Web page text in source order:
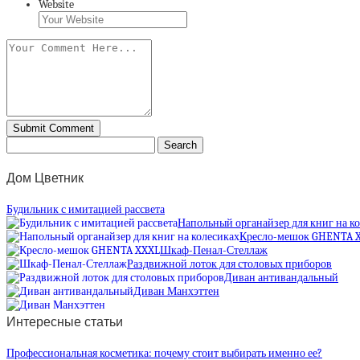
Website
Дом Цветник
Будильник с имитацией рассвета
Напольный органайзер для книг на
Кресло-мешок GHENTA
Шкаф-Пенал-Стеллаж
Раздвижной лоток для столовых приборов
Диван антивандальный
Диван Манхэттен
Интересные статьи
Профессиональная косметика: почему стоит выбирать именно ее?